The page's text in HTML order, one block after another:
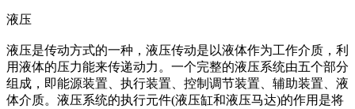
液压
液压是传动方式的一种，液压传动是以液体作为工作介质，利
用液体的压力能来传递动力。一个完整的液压系统由五个部分
组成，即能源装置、执行装置、控制调节装置、辅助装置、液
体介质。液压系统的执行元件(液压缸和液压马达)的作用是将